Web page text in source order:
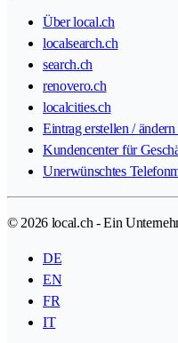
Über local.ch
localsearch.ch
search.ch
renovero.ch
localcities.ch
Eintrag erstellen /
Kundencenter für
Unerwünschtes
© 2026 local.ch - Ein
DE
EN
FR
IT